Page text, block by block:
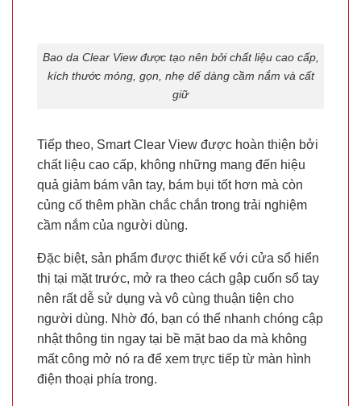
Bao da Clear View được tạo nên bởi chất liệu cao cấp,
kích thước mỏng, gọn, nhẹ dế dàng cầm nắm và cất
giữ
Tiếp theo, Smart Clear View được hoàn thiện bởi
chất liệu cao cấp, không những mang đến hiệu
quả giảm bám vân tay, bám bụi tốt hơn mà còn
củng cố thêm phần chắc chắn trong trải nghiệm
cầm nắm của người dùng.
Đặc biệt, sản phẩm được thiết kế với cửa sổ hiển
thị tại mặt trước, mở ra theo cách gập cuốn sổ tay
nên rất dễ sử dụng và vô cùng thuận tiện cho
người dùng. Nhờ đó, bạn có thể nhanh chóng cập
nhật thông tin ngay tại bề mặt bao da mà không
mất công mở nó ra để xem trực tiếp từ màn hình
điện thoại phía trong.